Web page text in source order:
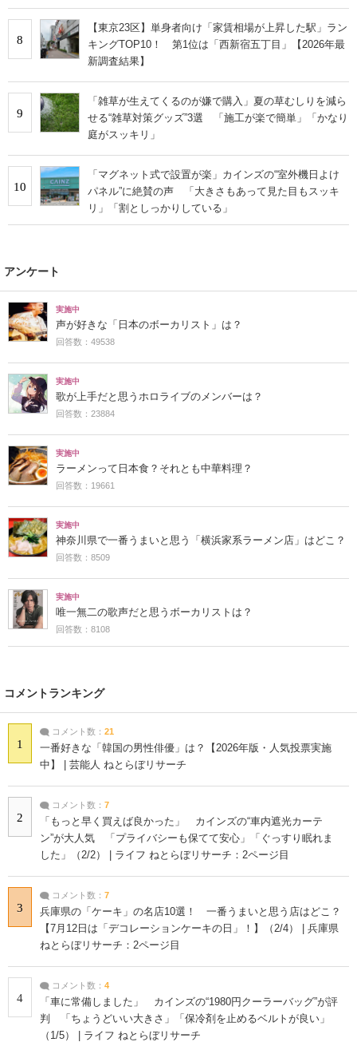
8
【東京23区】単身者向け「家賃相場が上昇した駅」ラン
キングTOP10！ 第1位は「西新宿五丁目」【2026年最
新調査結果】
9
「雑草が生えてくるのが嫌で購入」夏の草むしりを減ら
せる“雑草対策グッズ”3選 「施工が楽で簡単」「かなり
庭がスッキリ」
10
「マグネット式で設置が楽」カインズの“室外機日よけ
パネル”に絶賛の声 「大きさもあって見た目もスッキ
リ」「割としっかりしている」
アンケート
実施中
声が好きな「日本のボーカリスト」は？
回答数：49538
実施中
歌が上手だと思うホロライブのメンバーは？
回答数：23884
実施中
ラーメンって日本食？それとも中華料理？
回答数：19661
実施中
神奈川県で一番うまいと思う「横浜家系ラーメン店」はどこ？
回答数：8509
実施中
唯一無二の歌声だと思うボーカリストは？
回答数：8108
コメントランキング
1
コメント数： 21
一番好きな「韓国の男性俳優」は？【2026年版・人気投票実施
中】 | 芸能人 ねとらぼリサーチ
2
コメント数： 7
「もっと早く買えば良かった」 カインズの“車内遮光カーテ
ン”が大人気 「プライバシーも保てて安心」「ぐっすり眠れま
した」（2/2） | ライフ ねとらぼリサーチ：2ページ目
3
コメント数： 7
兵庫県の「ケーキ」の名店10選！ 一番うまいと思う店はどこ？
【7月12日は「デコレーションケーキの日」！】（2/4） | 兵庫県
ねとらぼリサーチ：2ページ目
4
コメント数： 4
「車に常備しました」 カインズの“1980円クーラーバッグ”が評
判 「ちょうどいい大きさ」「保冷剤を止めるベルトが良い」
（1/5） | ライフ ねとらぼリサーチ